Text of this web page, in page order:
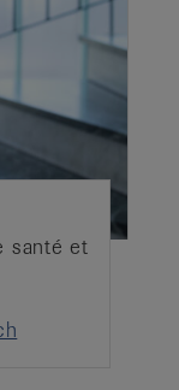
santé et